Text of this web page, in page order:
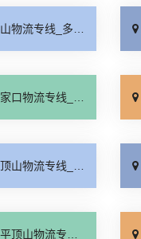
线_多少一吨「资质齐全」
线_运价行情「价格实惠」
线_运价实惠「运保时效」
线_专线直达「多久能到」